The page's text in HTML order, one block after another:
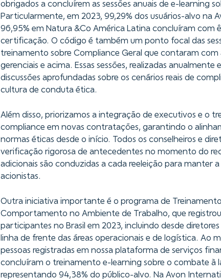
obrigados a concluírem as sessões anuais de e-learning
Particularmente, em 2023, 99,29% dos usuários-alvo na
96,95% em Natura &Co América Latina concluíram com
certificação. O código é também um ponto focal das
treinamento sobre Compliance Geral que contaram com
gerenciais e acima. Essas sessões, realizadas anualmente
discussões aprofundadas sobre os cenários reais de
cultura de conduta ética.
Além disso, priorizamos a integração de executivos e o
compliance em novas contratações, garantindo o
normas éticas desde o início. Todos os conselheiros e
verificação rigorosa de antecedentes no momento do
adicionais são conduzidas a cada reeleição para manter
acionistas.
Outra iniciativa importante é o programa de
Comportamento no Ambiente de Trabalho, que
participantes no Brasil em 2023, incluindo desde
linha de frente das áreas operacionais e de logística. Ao
pessoas registradas em nossa plataforma de serviços
concluíram o treinamento e-learning sobre o combate à
representando 94,38% do público-alvo. Na Avon